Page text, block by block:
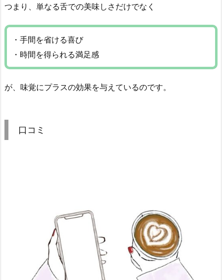
つまり、単なる舌での美味しさだけでなく
・手間を省ける喜び
・時間を得られる満足感
が、味覚にプラスの効果を与えているのです。
口コミ